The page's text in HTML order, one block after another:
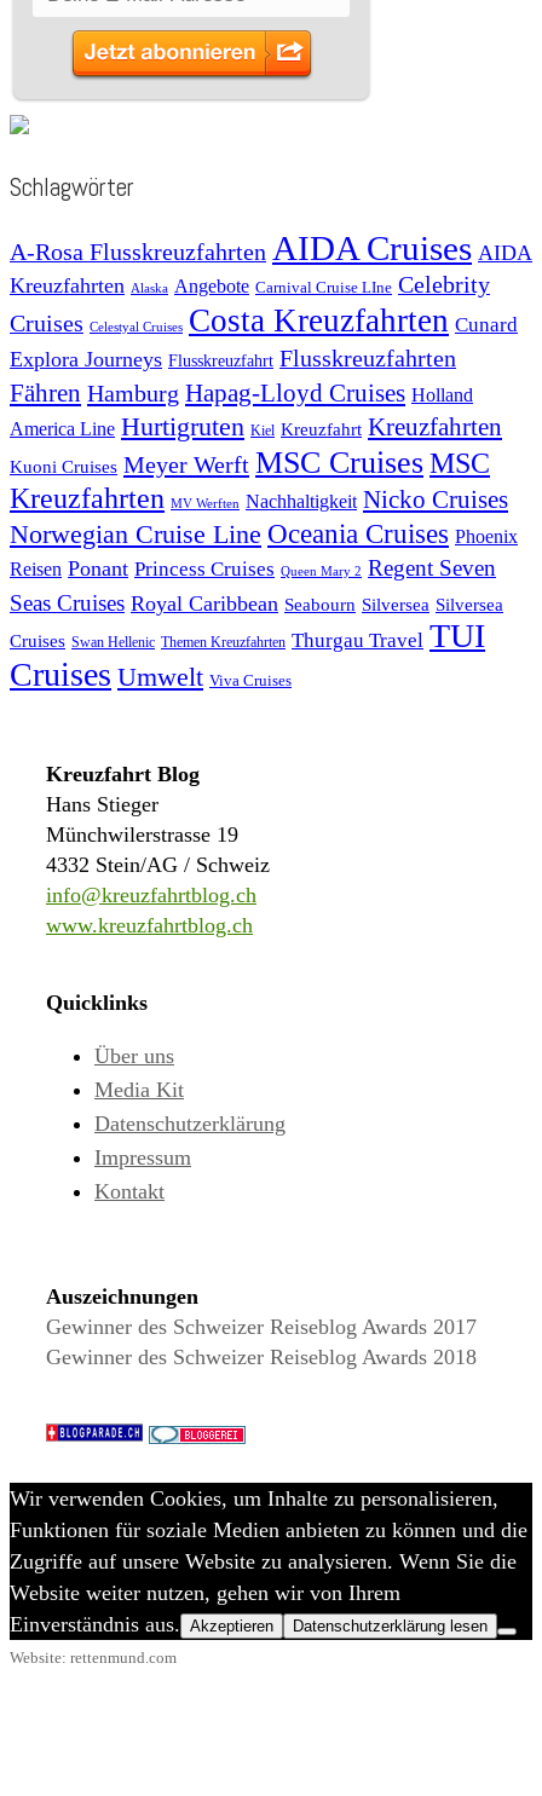
Schlagwörter
A-Rosa Flusskreuzfahrten AIDA Cruises AIDA
Kreuzfahrten
Alaska Angebote Carnival Cruise LIne Celebrity
Cruises Celestyal Cruises Costa Kreuzfahrten Cunard
Explora Journeys Flusskreuzfahrt Flusskreuzfahrten
Fähren Hamburg Hapag-Lloyd Cruises Holland
America Line Hurtigruten Kiel Kreuzfahrt Kreuzfahrten
Kuoni Cruises Meyer Werft MSC CruisesMSC
Kreuzfahrten MV Werften Nachhaltigkeit Nicko Cruises
Norwegian Cruise Line Oceania Cruises Phoenix
Reisen Ponant Princess Cruises Queen Mary 2 Regent Seven
Seas Cruises Royal Caribbean Seabourn Silversea Silversea
Cruises Swan Hellenic Themen Kreuzfahrten Thurgau Travel TUI
Cruises Umwelt Viva Cruises
Kreuzfahrt Blog
Hans Stieger
Münchwilerstrasse 19
4332 Stein/AG / Schweiz
info@kreuzfahrtblog.ch
www.kreuzfahrtblog.ch
Quicklinks
Über uns
Media Kit
Datenschutzerklärung
Impressum
Kontakt
Auszeichnungen
Gewinner des Schweizer Reiseblog Awards 2017
Gewinner des Schweizer Reiseblog Awards 2018
Website: rettenmund.com
Wir verwenden Cookies, um Inhalte zu personalisieren,
Funktionen für soziale Medien anbieten zu können und die
Zugriffe auf unsere Website zu analysieren. Wenn Sie die
Website weiter nutzen, gehen wir von Ihrem
Einverständnis aus. Akzeptieren Datenschutzerklärung lesen